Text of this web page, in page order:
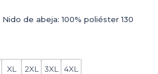
Nido de abeja: 100% poliéster 130
XL 2XL 3XL 4XL